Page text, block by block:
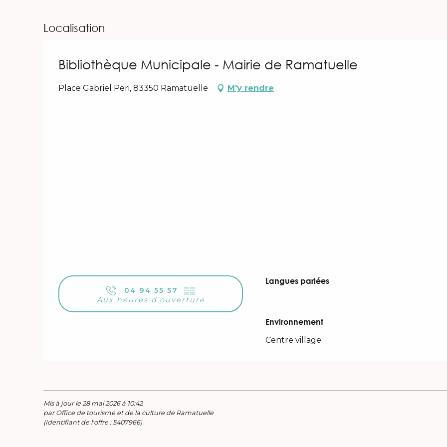
Localisation
Bibliothèque Municipale - Mairie de Ramatuelle
Place Gabriel Peri, 83350 Ramatuelle M'y rendre
04 94 55 57 ▒▒
Aux heures d'ouverture
Langues parlées
Langues parlées
Environnement
Environnement
Centre village
Mis à jour le 28 mai 2026 à 10:42
par Office de tourisme et de la culture de Ramatuelle
(Identifiant de l'offre :5407966)